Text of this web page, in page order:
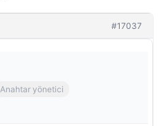
#17037
Anahtar yönetici